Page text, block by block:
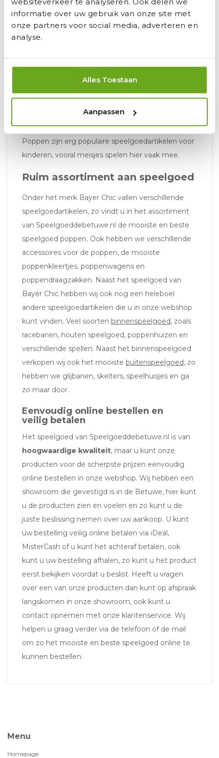
informatie over uw gebruik van onze site met
onze partners voor social media, adverteren en
analyse.
Alles Toestaan
Aanpassen
merk valt zijn vooral poppen, poppenwagens en
andere poppenspulletjes. Door de jaren lange
ervaring van het bedrijf kunnen ze poppenwagens
wat lang mee kan gaan. De kwaliteit van deze
hiervoor dan ook verschillende awards gewonnen.
kindvriendelijk
goede kwaliteit zodat het niet snel kapot kan gaan.
Poppen zijn erg populaire speelgoedartikelen voor
kinderen, vooral meisjes spelen hier vaak mee.
Ruim assortiment aan speelgoed
Onder het merk Bayer Chic vallen verschillende
speelgoedartikelen, zo vindt u in het assortiment
van Speelgoeddebetuwe.nl de mooiste en beste
speelgoed poppen. Ook hebben we verschillende
accessoires voor de poppen, de mooiste
poppenkleertjes, poppenwagens en
poppendraagzakken. Naast het speelgoed van
Bayer Chic hebben wij ook nog een heleboel
andere speelgoedartikelen die u in onze webshop
kunt vinden. Veel soorten binnenspeelgoed, zoals
racebanen, houten speelgoed, poppenhuizen en
verschillende spellen. Naast het binnenspeelgoed
verkopen wij ook het mooiste buitenspeelgoed, zo
hebben we glijbanen, skelters, speelhuisjes en ga
zo maar door.
Eenvoudig online bestellen en
veilig betalen
Het speelgoed van Speelgoeddebetuwe.nl is van
hoogwaardige kwaliteit, maar u kunt onze
producten voor de scherpste prijzen eenvoudig
online bestellen in onze webshop. Wij hebben een
showroom die gevestigd is in de Betuwe, hier kunt
u de producten zien en voelen en zo kunt u de
juiste beslissing nemen over uw aankoop. U kunt
uw bestelling veilig online betalen via iDeal,
MisterCash of u kunt het achteraf betalen, ook
kunt u uw bestelling afhalen, zo kunt u het product
eerst bekijken voordat u beslist. Heeft u vragen
over een van onze producten dan kunt op afspraak
langskomen in onze showroom, ook kunt u
contact opnemen met onze klantenservice. Wij
helpen u graag verder via de telefoon of de mail
om zo het mooiste en beste speelgoed online te
kunnen bestellen.
Menu
Homepage